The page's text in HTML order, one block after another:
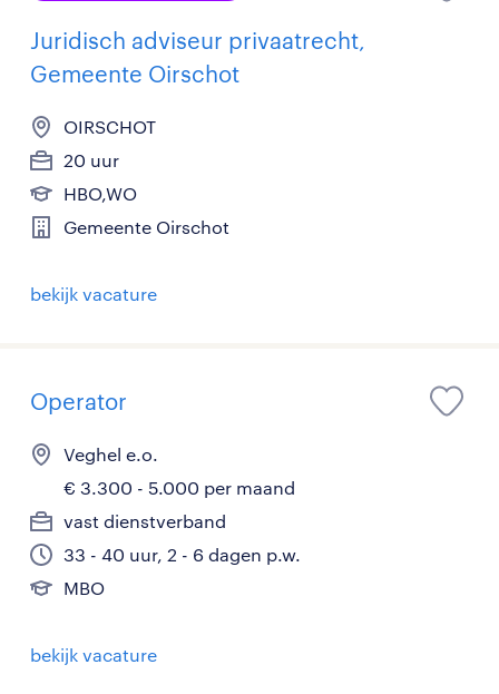
Juridisch adviseur privaatrecht,
Gemeente Oirschot
OIRSCHOT
20 uur
HBO,WO
Gemeente Oirschot
bekijk vacature
Operator
Veghel e.o.
€ 3.300 - 5.000 per maand
vast dienstverband
33 - 40 uur, 2 - 6 dagen p.w.
MBO
bekijk vacature